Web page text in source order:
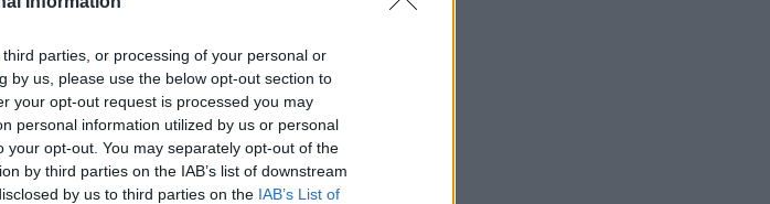
parties, or processing of your personal or
by us, please use the below opt-out section to
your opt-out request is processed you may
personal information utilized by us or personal
opt-out. You may separately opt-out of the
by third parties on the IAB’s list of downstream
by us to third parties on the IAB’s List of